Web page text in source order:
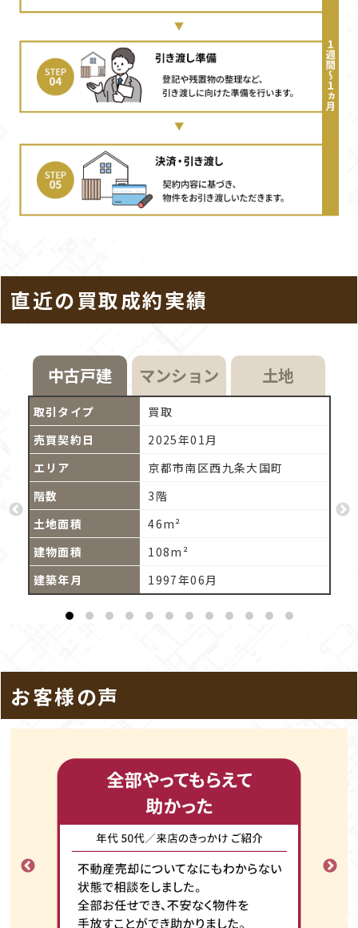
直近の買取成約実績
中古戸建 マンション 土地
買取
2025年01月
京都市南区西九条大国町
3階
46m²
108m²
1997年06月
お客様の声